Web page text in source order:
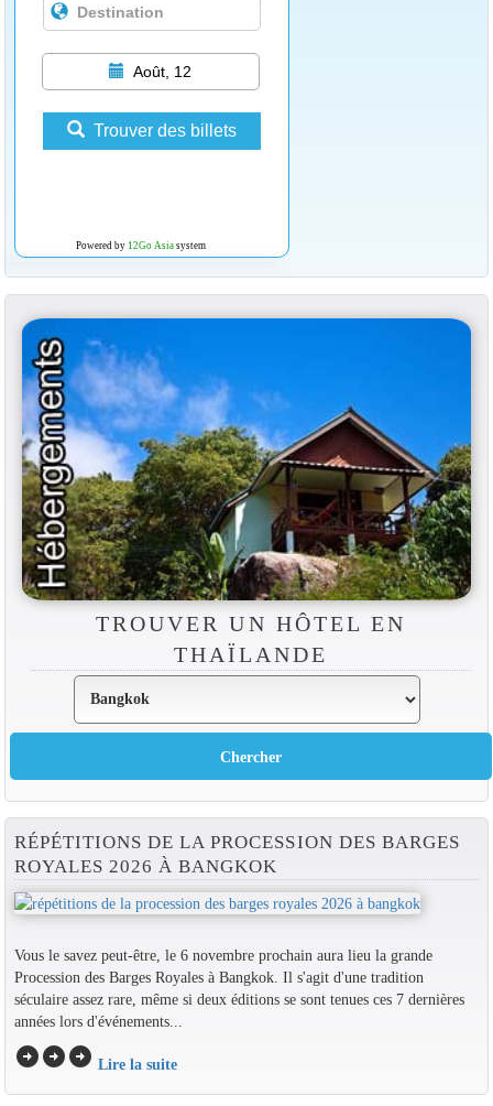
Août, 12
Trouver des billets
Powered by 12Go Asiasystem
TROUVER UN HÔTEL EN
THAÏLANDE
RÉPÉTITIONS DE LA PROCESSION DES BARGES
ROYALES 2026 À BANGKOK
Vous le savez peut-être, le 6 novembre prochain aura lieu la grande
Procession des Barges Royales à Bangkok. Il s'agit d'une tradition
séculaire assez rare, même si deux éditions se sont tenues ces 7 dernières
années lors d'événements...
arrow_circle_rightarrow_circle_rightarrow_circle_right Lire la suite